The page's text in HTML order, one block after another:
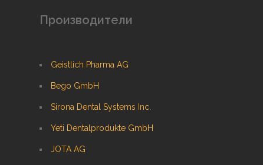
Производители
Geistlich Pharma AG
Bego GmbH
Sirona Dental Systems Inc.
Yeti Dentalprodukte GmbH
JOTA AG